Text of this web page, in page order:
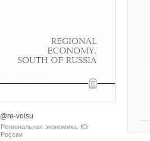
@re-volsu
Региональная экономика. Юг
России